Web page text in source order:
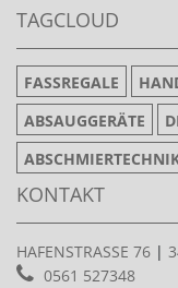
TAGCLOUD
FASSREGALE
ABSAUGGERÄTE
KONTAKT
HAFENSTRASSE 76 |
0561 527348